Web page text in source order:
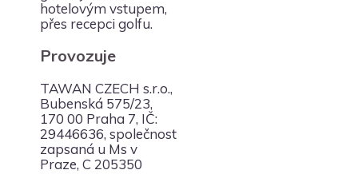
hotelovým vstupem,
přes recepci golfu.
Provozuje
TAWAN CZECH s.r.o.,
Bubenská 575/23,
170 00 Praha 7, IČ:
29446636, společnost
zapsaná u Ms v
Praze, C 205350